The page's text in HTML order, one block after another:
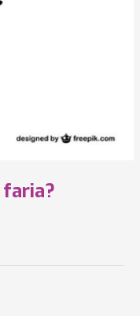
faria?